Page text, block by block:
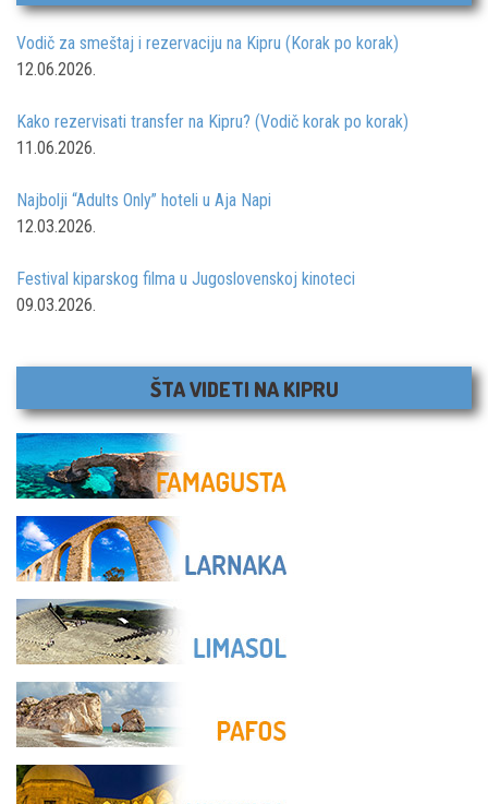
Vodič za smeštaj i rezervaciju na Kipru (Korak po korak)
12.06.2026.
Kako rezervisati transfer na Kipru? (Vodič korak po korak)
11.06.2026.
Najbolji “Adults Only” hoteli u Aja Napi
12.03.2026.
Festival kiparskog filma u Jugoslovenskoj kinoteci
09.03.2026.
ŠTA VIDETI NA KIPRU